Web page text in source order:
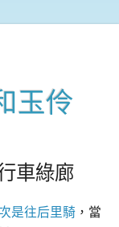
玉伶
車綠廊
次是往后里騎 ，當